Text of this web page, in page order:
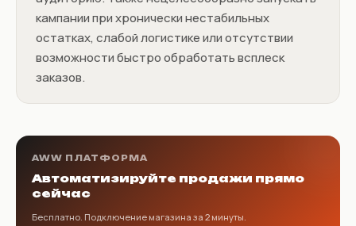
кампании при хронически нестабильных
остатках, слабой логистике или отсутствии
возможности быстро обработать всплеск
заказов.
AWW ПЛАТФОРМА
Автоматизируйте продажи прямо
сейчас
Бесплатно. Подключение магазина за 2 минуты.